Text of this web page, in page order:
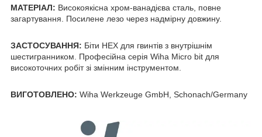
МАТЕРІАЛ: Високоякісна хром-ванадієва сталь, повне
загартування. Посилене лезо через надмірну довжину.
ЗАСТОСУВАННЯ: Біти HEX для гвинтів з внутрішнім
шестигранником. Професійна серія Wiha Micro bit для
високоточних робіт зі змінним інструментом.
ВИГОТОВЛЕНО: Wiha Werkzeuge GmbH, Schonach/Germany